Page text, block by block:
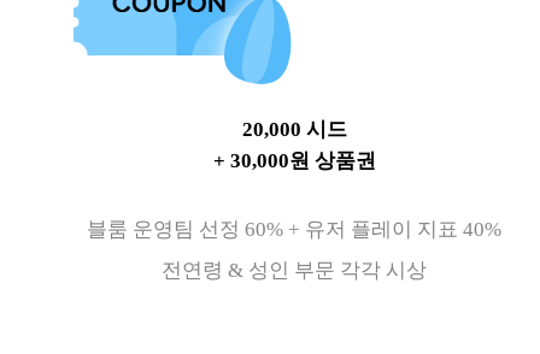
20,000 시드
+ 30,000원 상품권
블룸 운영팀 선정 60% + 유저 플레이 지표 40%
전연령 & 성인 부문 각각 시상